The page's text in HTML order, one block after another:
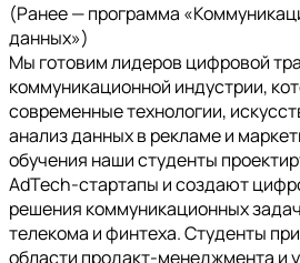
(Ранее — программа
данных»)
Мы готовим лидеров цифровой
коммуникационной индустрии,
современные технологии,
анализ данных в рекламе и
обучения наши студенты
AdTech-стартапы и создают
решения коммуникационных
телекома и финтеха. Студенты
области продакт-менеджмента и